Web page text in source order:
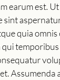
earum est.
sint
quia omnis
qui
Assumenda